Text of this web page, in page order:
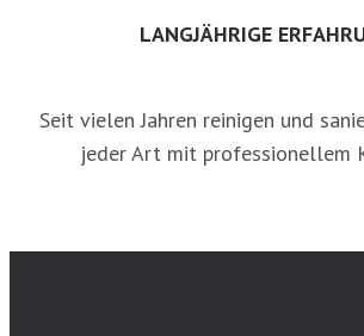
LANGJÄHRIGE
Seit vielen Jahren reinigen und
jeder Art mit professionellem